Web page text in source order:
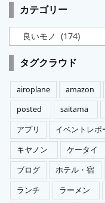
カテゴリー
テ
ゴ
ー
タグクラウド
airoplane amazon
posted
saitama
アプリ
イベントレポ
キヤノン
ケータイ
ブログ
ホテル・宿
ランチ
ラーメン